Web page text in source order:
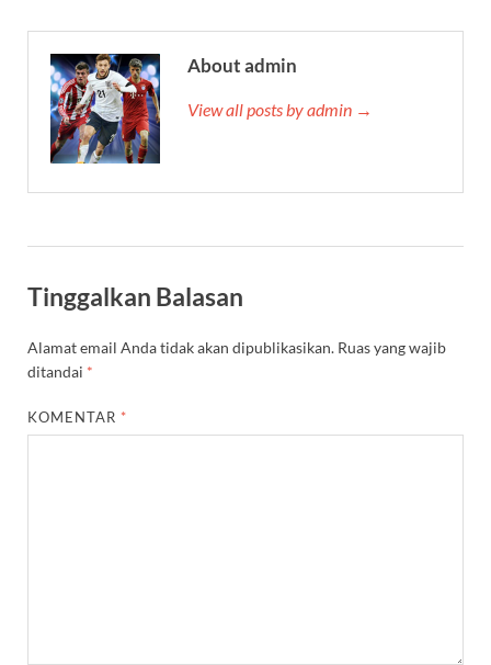
About admin
View all posts by admin →
Tinggalkan Balasan
Alamat email Anda tidak akan dipublikasikan. Ruas yang wajib
ditandai *
KOMENTAR *